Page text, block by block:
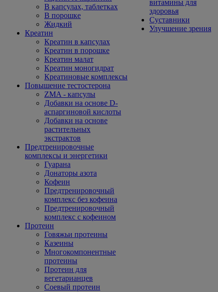
В капсулах, таблетках
В порошке
Жидкий
Креатин
Креатин в капсулах
Креатин в порошке
Креатин малат
Креатин моногидрат
Креатиновые комплексы
Повышение тестостерона
ZMA - капсулы
Добавки на основе D-
аспаргиновой кислоты
Добавки на основе
растительных
экстрактов
Предтренировочные
комплексы и энергетики
Гуарана
Донаторы азота
Кофеин
Предтренировочный
комплекс без кофеина
Предтренировочный
комплекс с кофеином
Протеин
Говяжьи протеины
Казеины
Многокомпонентные
протеины
Протеин для
вегетарианцев
Соевый протеин
витамины для
здоровья
Суставники
Улучшение зрения